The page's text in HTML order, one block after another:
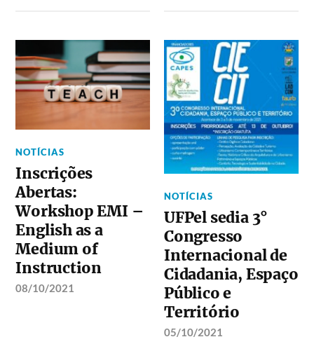
NOTÍCIAS
Inscrições
Abertas:
Workshop EMI –
English as a
Medium of
Instruction
08/10/2021
NOTÍCIAS
UFPel sedia 3°
Congresso
Internacional de
Cidadania, Espaço
Público e
Território
05/10/2021